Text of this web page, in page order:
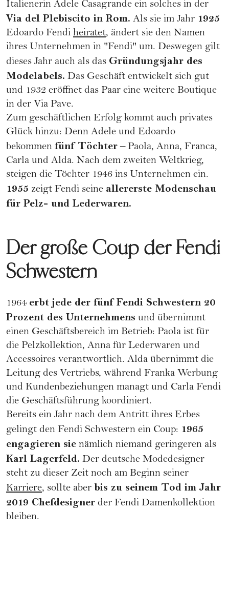
Italienerin Adele Casagrande ein solches in der
Via del Plebiscito in Rom. Als sie im Jahr 1925
Edoardo Fendi heiratet, ändert sie den Namen
ihres Unternehmen in "Fendi" um. Deswegen gilt
dieses Jahr auch als das Gründungsjahr des
Modelabels. Das Geschäft entwickelt sich gut
und 1932 eröffnet das Paar eine weitere Boutique
in der Via Pave.
Zum geschäftlichen Erfolg kommt auch privates
Glück hinzu: Denn Adele und Edoardo
bekommen fünf Töchter– Paola, Anna, Franca,
Carla und Alda. Nach dem zweiten Weltkrieg,
steigen die Töchter 1946 ins Unternehmen ein.
1955 zeigt Fendi seine allererste Modenschau
für Pelz- und Lederwaren.
Der große Coup der Fendi
Schwestern
1964 erbt jede der fünf Fendi Schwestern 20
Prozent des Unternehmens und übernimmt
einen Geschäftsbereich im Betrieb: Paola ist für
die Pelzkollektion, Anna für Lederwaren und
Accessoires verantwortlich. Alda übernimmt die
Leitung des Vertriebs, während Franka Werbung
und Kundenbeziehungen managt und Carla Fendi
die Geschäftsführung koordiniert.
Bereits ein Jahr nach dem Antritt ihres Erbes
gelingt den Fendi Schwestern ein Coup: 1965
engagieren sie nämlich niemand geringeren als
Karl Lagerfeld. Der deutsche Modedesigner
steht zu dieser Zeit noch am Beginn seiner
Karriere, sollte aber bis zu seinem Tod im Jahr
2019 Chefdesigner der Fendi Damenkollektion
bleiben.